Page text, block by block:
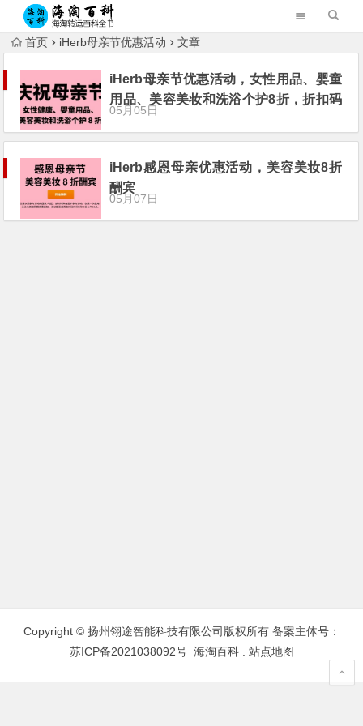
首页 iHerb母亲节优惠活动 文章
iHerb母亲节优惠活动，女性用品、婴童
用品、美容美妆和洗浴个护8折，折扣码
20MOM24
05月05日
iHerb感恩母亲优惠活动，美容美妆8折
酬宾
05月07日
Copyright © 扬州翎途智能科技有限公司版权所有 备案主体号：
苏ICP备2021038092号 海淘百科. 站点地图